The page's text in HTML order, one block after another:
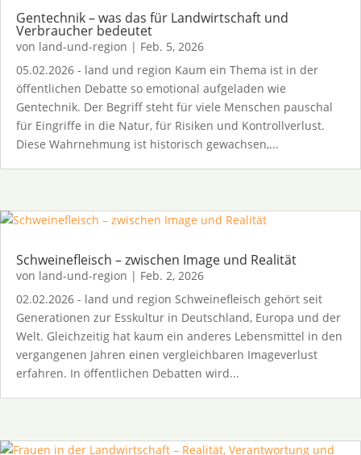
Gentechnik – was das für Landwirtschaft und
Verbraucher bedeutet
von land-und-region | Feb. 5, 2026
05.02.2026 - land und region Kaum ein Thema ist in der
öffentlichen Debatte so emotional aufgeladen wie
Gentechnik. Der Begriff steht für viele Menschen pauschal
für Eingriffe in die Natur, für Risiken und Kontrollverlust.
Diese Wahrnehmung ist historisch gewachsen,...
Schweinefleisch – zwischen Image und Realität
von land-und-region | Feb. 2, 2026
02.02.2026 - land und region Schweinefleisch gehört seit
Generationen zur Esskultur in Deutschland, Europa und der
Welt. Gleichzeitig hat kaum ein anderes Lebensmittel in den
vergangenen Jahren einen vergleichbaren Imageverlust
erfahren. In öffentlichen Debatten wird...